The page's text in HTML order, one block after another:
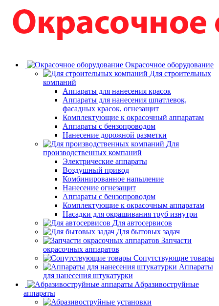
Окрасочное оборудование
Для строительных
компаний
Аппараты для нанесения красок
Аппараты для нанесения шпатлевок,
фасадных красок, огнезащит
Комплектующие к окрасочный аппаратам
Аппараты с бензопроводом
Нанесение дорожной разметки
Для
производственных компаний
Электрические аппараты
Воздушный привод
Комбинированное напыление
Нанесение огнезащит
Аппараты с бензопроводом
Комплектующие к окрасочным аппаратам
Насадки для окрашивания труб изнутри
Для автосервисов
Для бытовых задач
Запчасти
окрасочных аппаратов
Сопутствующие товары
Аппараты
для нанесения штукатурки
Aбразивоструйные
аппараты